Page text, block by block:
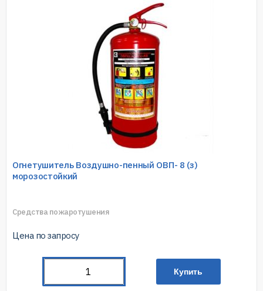
Огнетушитель Воздушно-пенный ОВП- 8 (з)
морозостойкий
Средства пожаротушения
Цена по запросу
Купить